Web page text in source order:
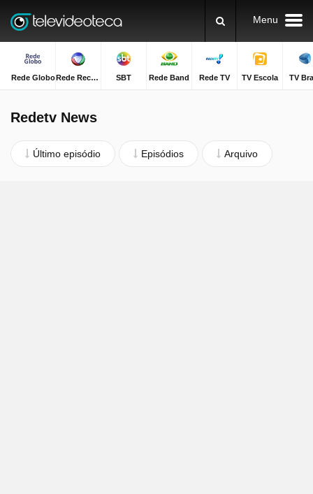
Menu
Rede Globo Rede Record SBT Rede Band Rede TV TV Escola TV
Redetv News
Último episódio Episódios Arquivo